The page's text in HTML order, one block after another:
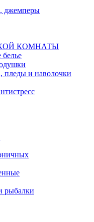
джемперы
КОМНАТЫ
белье
пледы и наволочки
рыбалки